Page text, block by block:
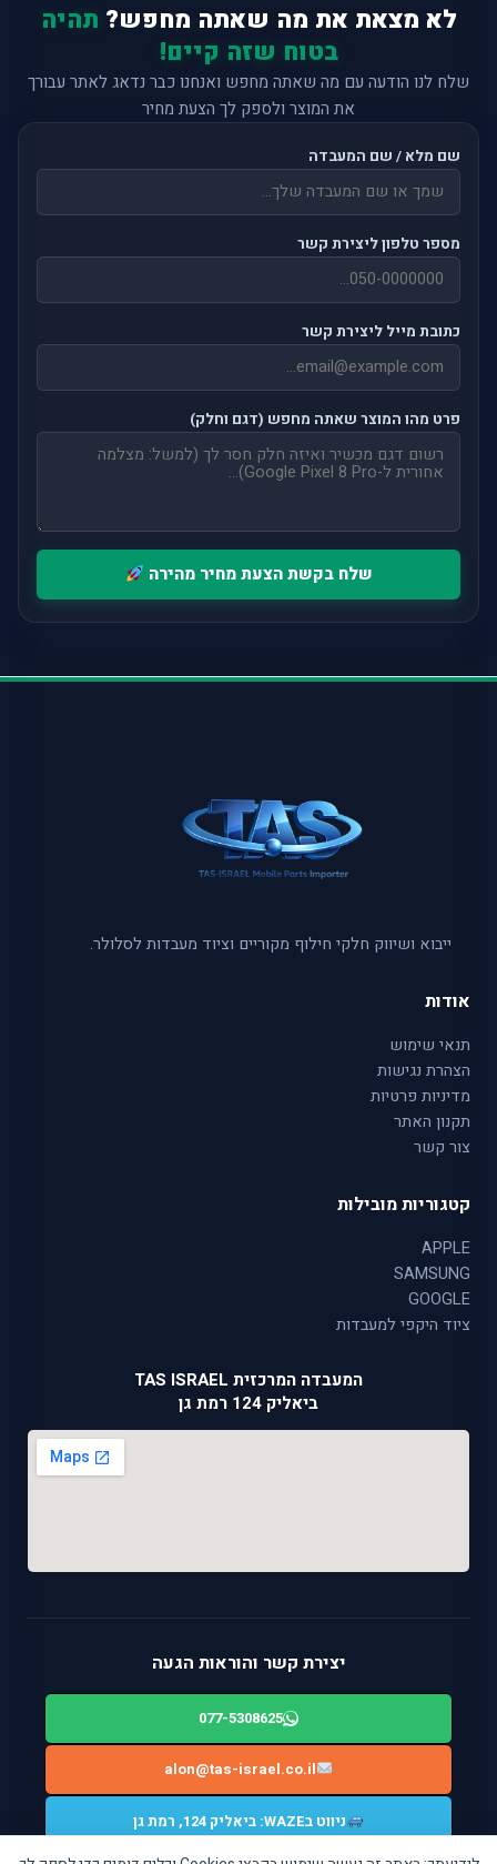
לא מצאת את מה שאתה מחפש? תהיה
בטוח שזה קיים!
שלח לנו הודעה עם מה שאתה מחפש ואנחנו כבר נדאג לאתר עבורך
את המוצר ולספק לך הצעת מחיר
שם מלא / שם המעבדה
מספר טלפון ליצירת קשר
כתובת מייל ליצירת קשר
פרט מהו המוצר שאתה מחפש (דגם וחלק)
שלח בקשת הצעת מחיר מהירה
ייבוא ושיווק חלקי חילוף מקוריים וציוד מעבדות לסלולר.
אודות
תנאי שימוש
הצהרת נגישות
מדיניות פרטיות
תקנון האתר
צור קשר
קטגוריות מובילות
APPLE
SAMSUNG
GOOGLE
ציוד היקפי למעבדות
המעבדה המרכזית TAS ISRAEL
ביאליק 124 רמת גן
יצירת קשר והוראות הגעה
077-5308625
alon@tas-israel.co.il
ניווט בWAZE: ביאליק 124, רמת גן